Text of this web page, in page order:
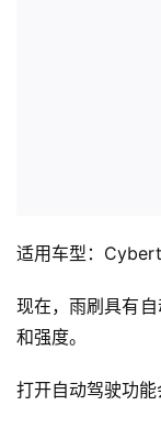
适用车型：
现在，雨刷具有
和强度。
打开自动驾驶功能